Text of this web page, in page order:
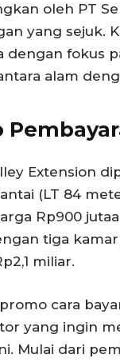
oleh PT
yang sejuk.
dengan fokus
alam
Extension
(LT 84
Rp900
tiga
miliar.
cara
yang ingin
Mulai dari